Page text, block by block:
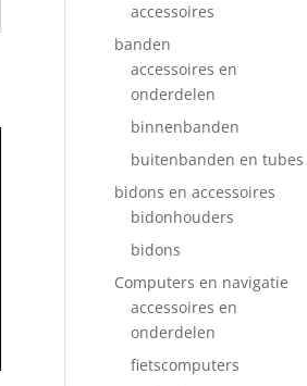
accessoires
banden
accessoires en
onderdelen
binnenbanden
buitenbanden en tubes
bidons en accessoires
bidonhouders
bidons
Computers en navigatie
accessoires en
onderdelen
fietscomputers